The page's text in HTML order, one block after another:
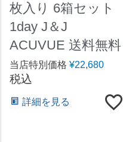
枚入り 6箱セット
1day J＆J
ACUVUE 送料無料
当店特別価格 ¥22,680
税込
詳細を見る